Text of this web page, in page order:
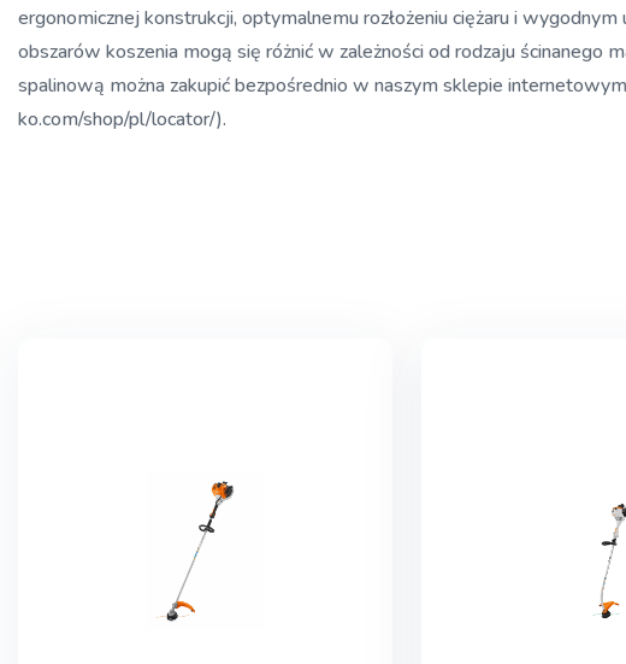
ergonomicznej konstrukcji, optymalnemu rozłożeniu ciężaru i
obszarów koszenia mogą się różnić w zależności od rodzaju
spalinową można zakupić bezpośrednio w naszym sklepie
ko.com/shop/pl/locator/).